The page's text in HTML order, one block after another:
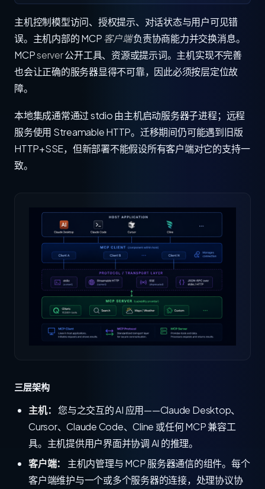
主机控制模型访问、授权提示、对话状态与用户可见错
误。主机内部的 MCP客户端负责协商能力并交换消息。
MCPserver公开工具、资源或提示词。主机实现不完善
也会让正确的服务器显得不可靠，因此必须按层定位故
障。
本地集成通常通过 stdio 由主机启动服务器子进程；远程
服务使用 Streamable HTTP。迁移期间仍可能遇到旧版
HTTP+SSE，但新部署不能假设所有客户端对它的支持一
致。
三层架构
主机： 您与之交互的 AI 应用——Claude Desktop、
Cursor、Claude Code、Cline 或任何 MCP 兼容工
具。主机提供用户界面并协调 AI 的推理。
客户端：
主机内管理与 MCP 服务器通信的组件。每个
客户端维护与一个或多个服务器的连接，处理协议协